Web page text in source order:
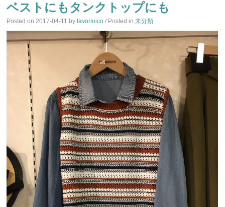
TO
CONTENT
ベストにもタンクトップにも
Posted on2017-04-11 byfavorinico / Posted in未分類